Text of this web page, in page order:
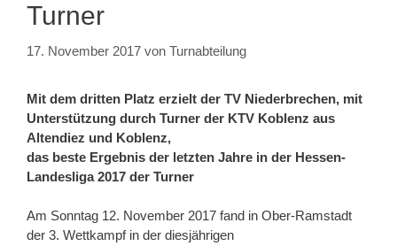
Turner
17. November 2017 von Turnabteilung
Mit dem dritten Platz erzielt der TV Niederbrechen, mit
Unterstützung durch Turner der KTV Koblenz aus
Altendiez und Koblenz,
das beste Ergebnis der letzten Jahre in der Hessen-
Landesliga 2017 der Turner
Am Sonntag 12. November 2017 fand in Ober-Ramstadt
der 3. Wettkampf in der diesjährigen